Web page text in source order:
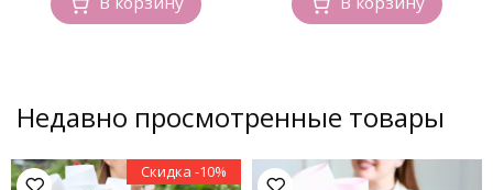
Недавно просмотренные товары
Скидка -10%